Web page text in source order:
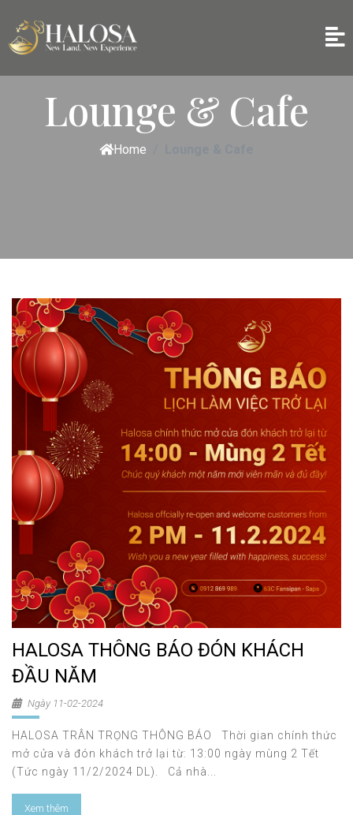
Lounge & Cafe
Home
HALOSA THÔNG BÁO ĐÓN KHÁCH
ĐẦU NĂM
Ngày 11-02-2024
HALOSA TRÂN TRỌNG THÔNG BÁO Thời gian chính thức
mở cửa và đón khách trở lại từ: 13:00 ngày mùng 2 Tết
(Tức ngày 11/2/2024 DL). Cả nhà...
Xem thêm